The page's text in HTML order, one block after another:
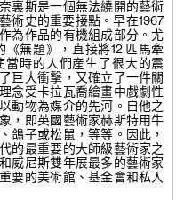
裏斯是一個無法繞開的藝術
術史的重要接點。早在1967
為作品的有機組成部分。尤
《無題》，直接將12 匹馬牽
當時的人們産生了很大的震
巨大衝擊，又確立了一件關
念受卡拉瓦喬繪畫中戲劇性
動物為媒介的先河。自他之
，即英國藝術家赫斯特用牛
鴿子或松鼠，等等。因此，
的最重要的大師級藝術家之
威尼斯雙年展最多的藝術家
要的美術館、基金會和私人